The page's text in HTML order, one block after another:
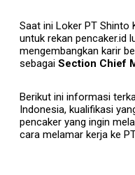
Saat ini Loker PT Shinto
untuk rekan pencaker.id
mengembangkan karir
sebagai Section Chief
Berikut ini informasi
Indonesia, kualifikasi
pencaker yang ingin
cara melamar kerja ke